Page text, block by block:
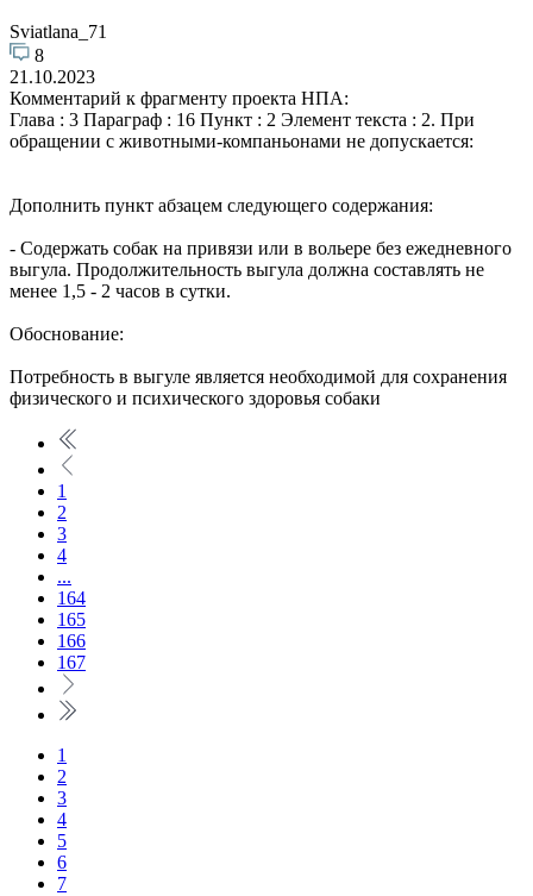
Sviatlana_71
8
21.10.2023
Комментарий к фрагменту проекта НПА:
Глава : 3 Параграф : 16 Пункт : 2 Элемент текста : 2. При
обращении с животными-компаньонами не допускается:
Дополнить пункт абзацем следующего содержания:
- Содержать собак на привязи или в вольере без ежедневного
выгула. Продолжительность выгула должна составлять не
менее 1,5 - 2 часов в сутки.
Обоснование:
Потребность в выгуле является необходимой для сохранения
физического и психического здоровья собаки
1
2
3
4
...
164
165
166
167
1
2
3
4
5
6
7